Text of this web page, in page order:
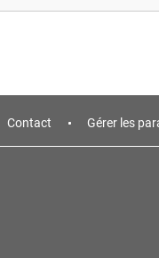
Contact Gérer les